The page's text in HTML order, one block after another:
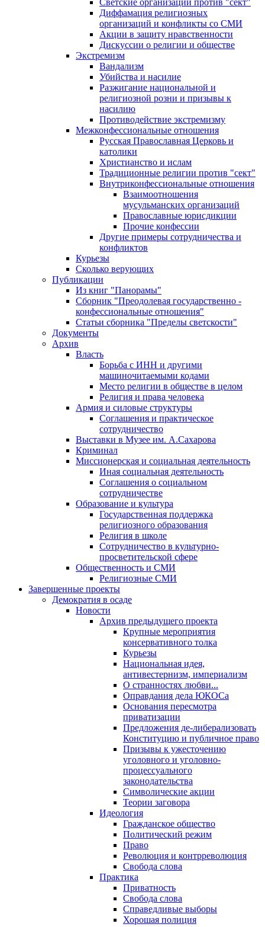
Светские организации против "сект"
Диффамация религиозных
организаций и конфликты со СМИ
Акции в защиту нравственности
Дискуссии о религии и обществе
Экстремизм
Вандализм
Убийства и насилие
Разжигание национальной и
религиозной розни и призывы к
насилию
Противодействие экстремизму
Межконфессиональные отношения
Русская Православная Церковь и
католики
Христианство и ислам
Традиционные религии против "сект"
Внутриконфессиональные отношения
Взаимоотношения
мусульманских организаций
Православные юрисдикции
Прочие конфессии
Другие примеры сотрудничества и
конфликтов
Курьезы
Сколько верующих
Публикации
Из книг "Панорамы"
Сборник "Преодолевая государственно -
конфессиональные отношения"
Статьи сборника "Пределы светскости"
Документы
Архив
Власть
Борьба с ИНН и другими
машиночитаемыми кодами
Место религии в обществе в целом
Религия и права человека
Армия и силовые структуры
Соглашения и практическое
сотрудничество
Выставки в Музее им. А.Сахарова
Криминал
Миссионерская и социальная деятельность
Иная социальная деятельность
Соглашения о социальном
сотрудничестве
Образование и культура
Государственная поддержка
религиозного образования
Религия в школе
Сотрудничество в культурно-
просветительской сфере
Общественность и СМИ
Религиозные СМИ
Завершенные проекты
Демократия в осаде
Новости
Архив предыдущего проекта
Крупные мероприятия
консервативного толка
Курьезы
Национальная идея,
антивестернизм, империализм
О странностях любви...
Оправдания дела ЮКОСа
Основания пересмотра
приватизации
Предложения де-либерализовать
Конституцию и публичное право
Призывы к ужесточению
уголовного и уголовно-
процессуального
законодательства
Символические акции
Теории заговора
Идеология
Гражданское общество
Политический режим
Право
Революция и контрреволюция
Свобода слова
Практика
Приватность
Свобода слова
Справедливые выборы
Хорошая полиция